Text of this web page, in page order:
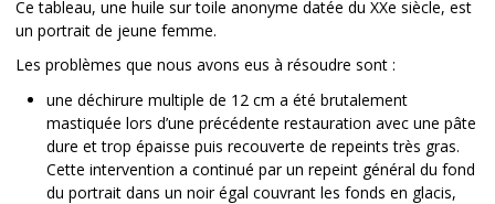
Ce tableau, une huile sur toile anonyme datée du XXe siècle, est
un portrait de jeune femme.
Les problèmes que nous avons eus à résoudre sont :
une déchirure multiple de 12 cm a été brutalement
mastiquée lors d’une précédente restauration avec une pâte
dure et trop épaisse puis recouverte de repeints très gras.
Cette intervention a continué par un repeint général du fond
du portrait dans un noir égal couvrant les fonds en glacis,